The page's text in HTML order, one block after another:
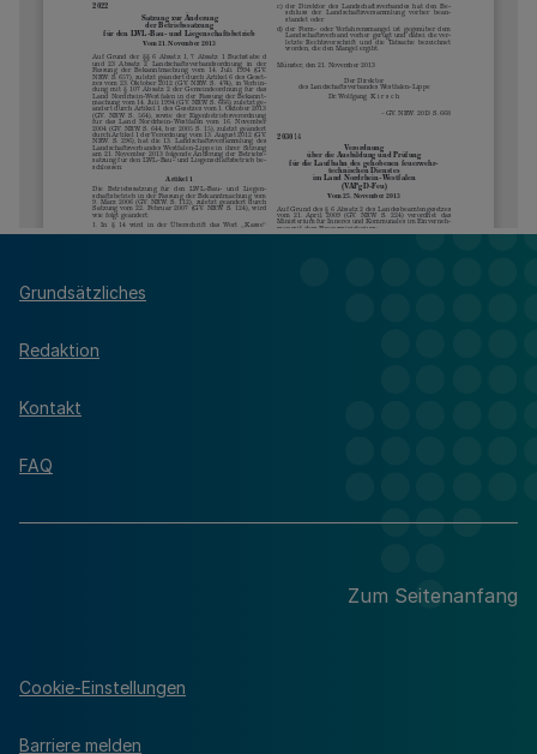
Grundsätzliches
Redaktion
Kontakt
FAQ
Zum Seitenanfang
Cookie-Einstellungen
Barriere melden